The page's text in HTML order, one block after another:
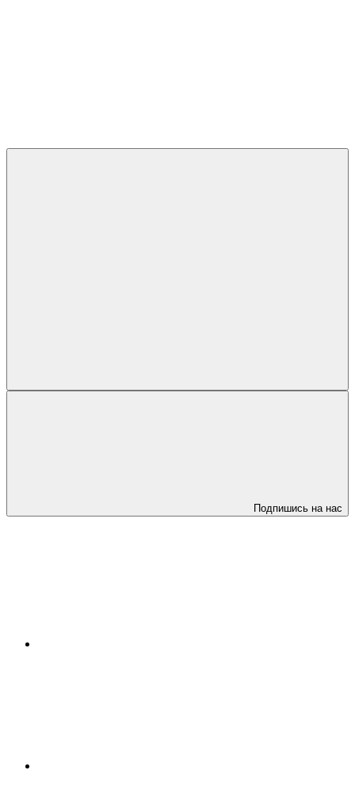
Подпишись на нас